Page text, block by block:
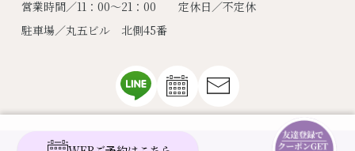
営業時間／11：00～21：00 定休日／不定休
駐車場／丸五ビル 北側45番